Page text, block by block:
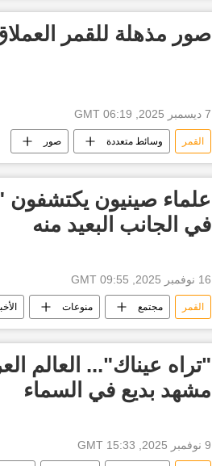
صور مذهلة للقمر
7 ديسمبر 2025, 06:19 GMT
القمر وسائط متعددة صور
علماء صينيون يكتشفون
في الجانب البعيد منه
16 نوفمبر 2025, 09:55 GMT
القمر مجتمع منوعات
"تراه عيناك"... العالم
مشهد بديع في السماء
9 نوفمبر 2025, 15:33 GMT